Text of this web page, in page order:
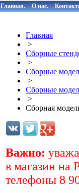
Главная. О нас.
Главная
>
Сборные
>
Сборные
>
Сборные
>
Сборная
Важно:
в магазин на
телефоны 8